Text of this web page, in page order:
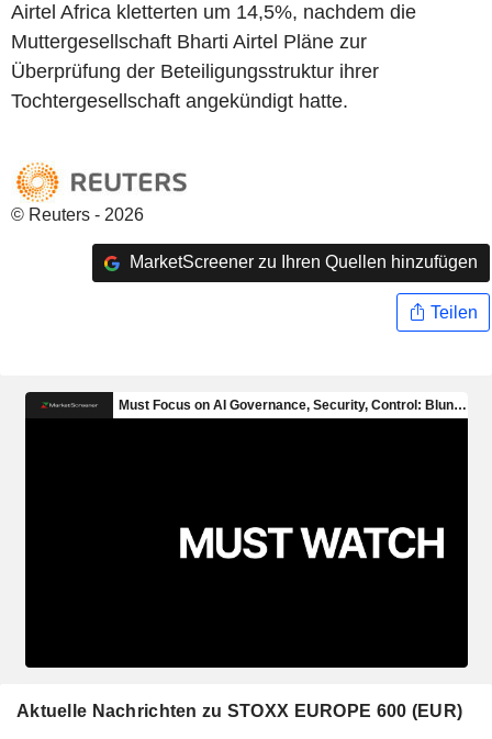
Airtel Africa kletterten um 14,5%, nachdem die
Muttergesellschaft Bharti Airtel Pläne zur
Überprüfung der Beteiligungsstruktur ihrer
Tochtergesellschaft angekündigt hatte.
© Reuters - 2026
MarketScreener zu Ihren Quellen hinzufügen
Teilen
Aktuelle Nachrichten zu STOXX EUROPE 600 (EUR)